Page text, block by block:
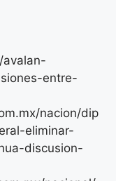
entre-
nacion/dip
eliminar-
discusion-